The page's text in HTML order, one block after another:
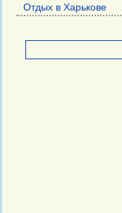
Отдых в Харькове